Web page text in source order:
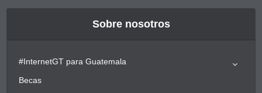
Sobre nosotros
#InternetGT para Guatemala
Becas